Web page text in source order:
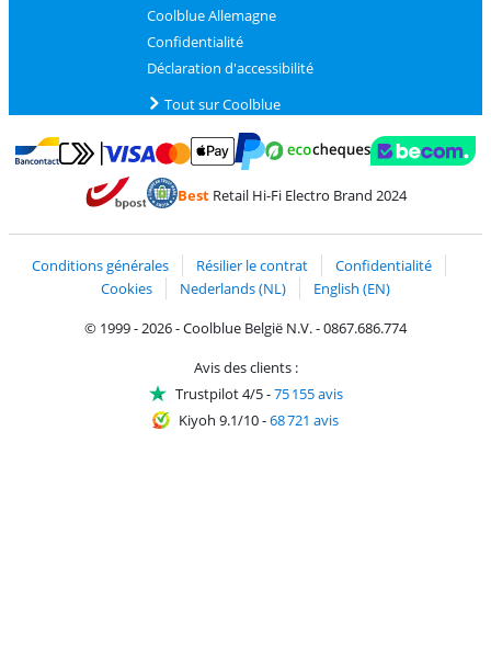
Coolblue Allemagne
Confidentialité
Déclaration d'accessibilité
Tout sur Coolblue
Payer avec Bancontact
Payer avec MasterCard et Visa via ClickToPay
Payer avec PayPal
BestRetail Hi-Fi Electro Brand 2024
Conditions générales Résilier le contrat
Confidentialité
Cookies
Nederlands (NL)
English (EN)
© 1999 - 2026 - Coolblue België N.V. - 0867.686.774
Avis des clients :
Trustpilot 4/5-75 155 avis
Kiyoh 9.1/10-68 721 avis